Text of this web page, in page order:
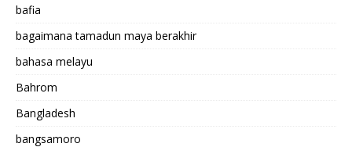
bafia
bagaimana tamadun maya berakhir
bahasa melayu
Bahrom
Bangladesh
bangsamoro